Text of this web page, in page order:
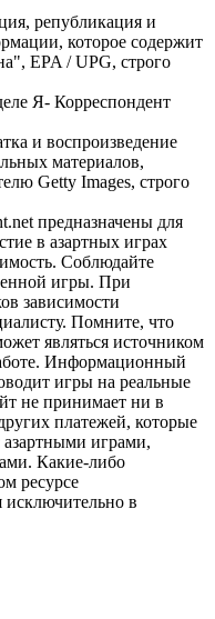
републикация и
которое содержит
EPA / UPG, строго
Я- Корреспондент
и воспроизведение
материалов,
Getty Images, строго
предназначены для
в азартных играх
Соблюдайте
игры. При
зависимости
Помните, что
являться источником
Информационный
игры на реальные
не принимает ни в
платежей, которые
азартными играми,
Какие-либо
ресурсе
исключительно в